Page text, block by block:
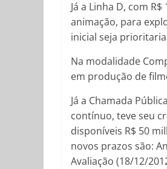
Já a Linha D, com
animação, para
inicial seja
Na modalidade
em produção de
Já a Chamada
contínuo, teve seu
disponíveis R$ 50
novos prazos são:
Avaliação (18/12/